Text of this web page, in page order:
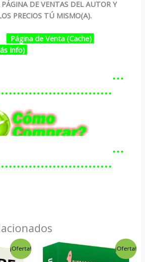
DE VENTAS DEL AUTOR Y
PRECIOS TÚ MISMO(A).
Página de Venta (Cache)
Info)
¡Oferta! ¡Oferta!
El
precio
El